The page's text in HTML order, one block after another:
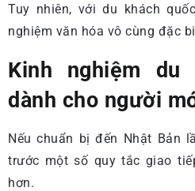
Tuy nhiên, với du khách
nghiệm văn hóa vô cùng đặc
Kinh nghiệm du
dành cho người
Nếu chuẩn bị đến Nhật Bản
trước một số quy tắc giao
hơn.